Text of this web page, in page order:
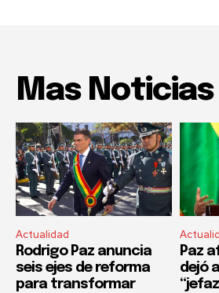
Mas Noticias
Actualidad
Rodrigo Paz anuncia
seis ejes de reforma
para transformar
Paz
dejó